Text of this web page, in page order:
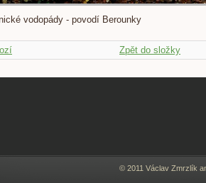
vodopády - povodí Berounky
Zpět do složky
© 2011 Václav Zmrzlík